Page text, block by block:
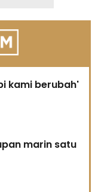
kami berubah'
marin satu